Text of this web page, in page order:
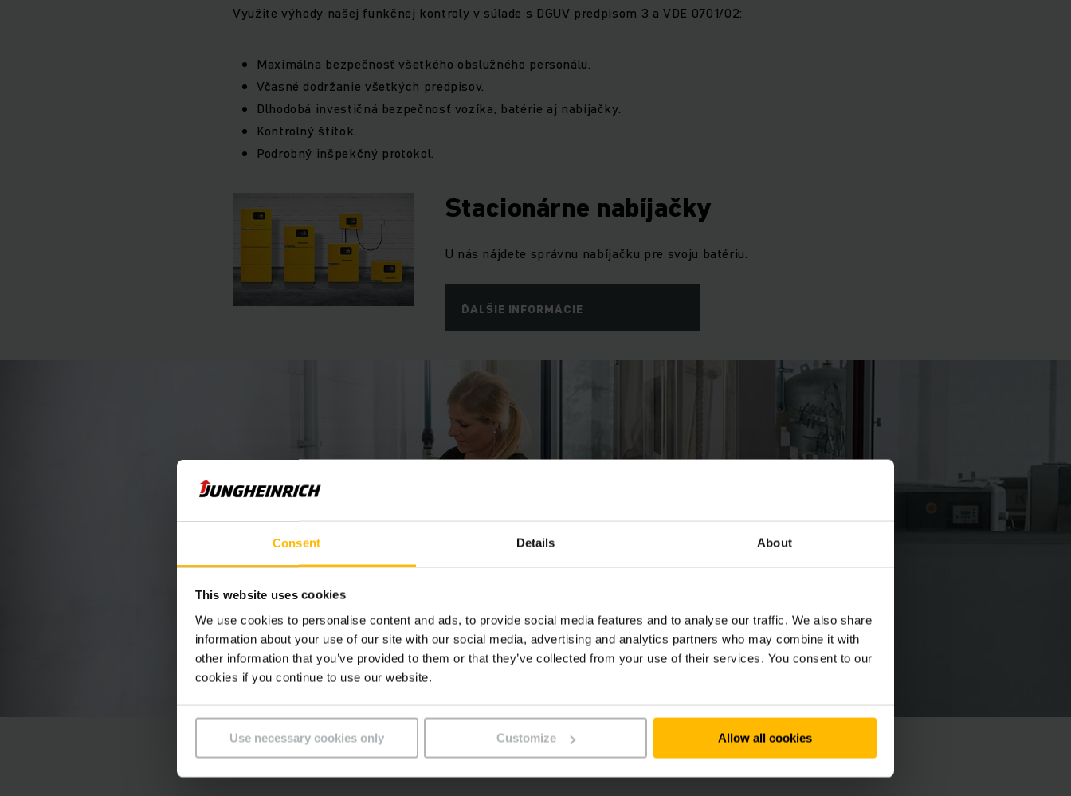
Consent Details About
This website uses cookies
We use cookies to personalise content and ads, to provide social media features and to analyse our traffic. We also share
information about your use of our site with our social media, advertising and analytics partners who may combine it with
other information that you’ve provided to them or that they’ve collected from your use of their services. You consent to our
cookies if you continue to use our website.
Use necessary cookies only Customize Allow all cookies
Využite výhody našej funkčnej kontroly v súlade s DGUV predpisom 3 a VDE 0701/02:
Maximálna bezpečnosť všetkého obslužného personálu.
Včasné dodržanie všetkých predpisov.
Dlhodobá investičná bezpečnosť vozíka, batérie aj nabíjačky.
Kontrolný štítok.
Podrobný inšpekčný protokol.
Stacionárne nabíjačky
U nás nájdete správnu nabíjačku pre svoju batériu.
ĎALŠIE INFORMÁCIE
Servis batérií